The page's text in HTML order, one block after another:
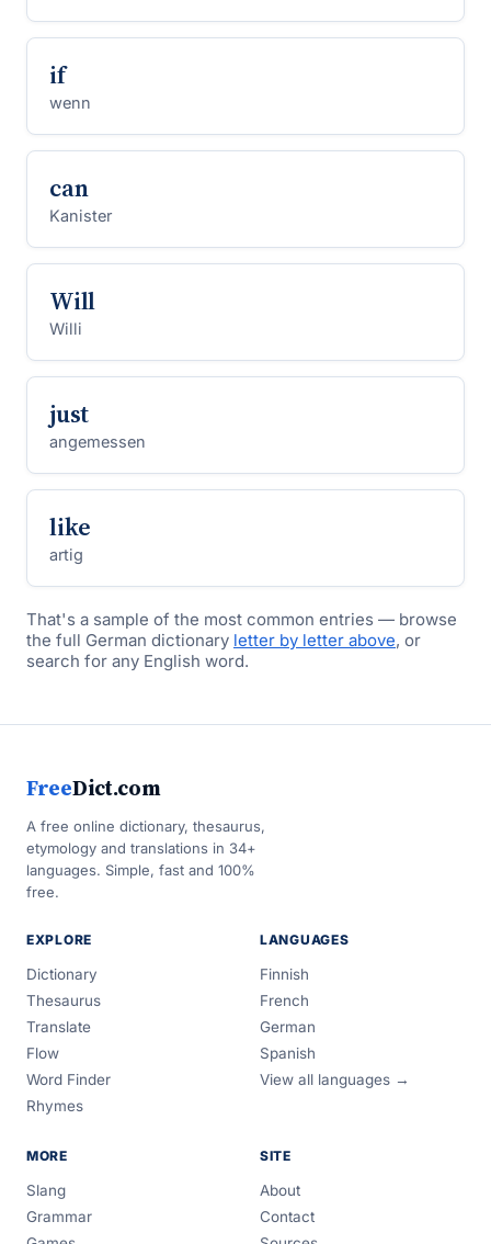
if
wenn
can
Kanister
Will
Willi
just
angemessen
like
artig
That's a sample of the most common entries — browse
the full German dictionary letter by letter above, or
search for any English word.
FreeDict.com
A free online dictionary, thesaurus,
etymology and translations in 34+
languages. Simple, fast and 100%
free.
EXPLORE
Dictionary
Thesaurus
Translate
Flow
Word Finder
Rhymes
LANGUAGES
Finnish
French
German
Spanish
View all languages →
MORE
Slang
Grammar
SITE
About
Contact